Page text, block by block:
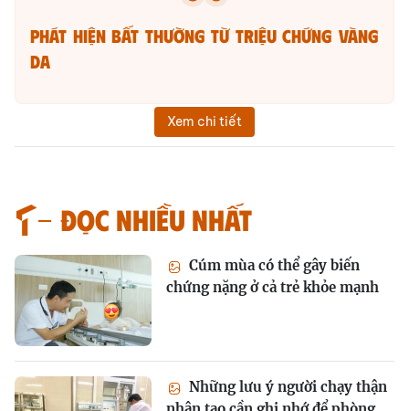
Phát hiện bất thường từ triệu chứng vàng
da
Xem chi tiết
Đọc nhiều nhất
Cúm mùa có thể gây biến
chứng nặng ở cả trẻ khỏe mạnh
Những lưu ý người chạy thận